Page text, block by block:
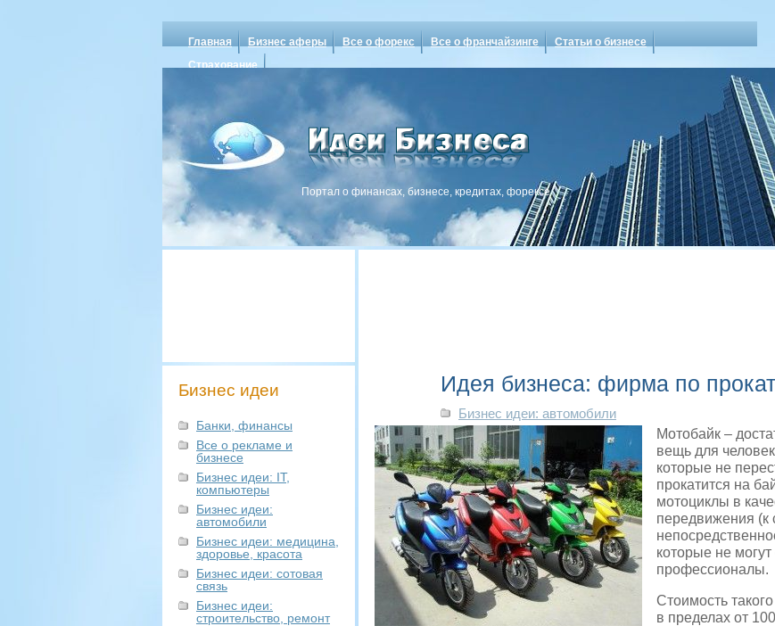
Главная Бизнес аферы Все о форекс Все о франчайзинге
Статьи о бизнесе
Страхование
Портал о финансах, бизнесе, кредитах, форексе
Бизнес идеи
Банки, финансы
Все о рекламе и
бизнесе
Бизнес идеи: IT,
компьютеры
Бизнес идеи:
автомобили
Бизнес идеи: медицина,
здоровье, красота
Бизнес идеи: сотовая
связь
Бизнес идеи:
строительство, ремонт
Идея бизнеса: фирма по
Бизнес идеи: автомобили
Мотобайк –
вещь для
которые не
прокатится на
мотоциклы в
передвижения (к
которые не
профессионалы.
Стоимость
в пределах от